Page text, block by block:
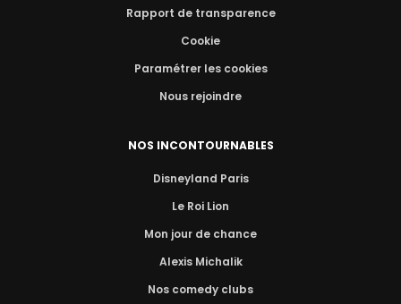
Rapport de transparence
Cookie
Paramétrer les cookies
Nous rejoindre
NOS INCONTOURNABLES
Disneyland Paris
Le Roi Lion
Mon jour de chance
Alexis Michalik
Nos comedy clubs